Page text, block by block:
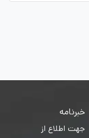
خبرنامه
جهت اطلاع از